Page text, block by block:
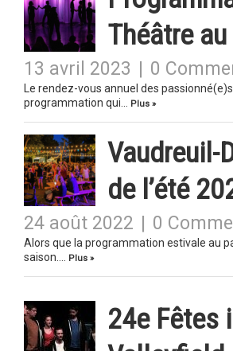
Théâtre
13 avril 2023 0
Le rendez-vous annuel des
programmation qui…
Plus »
Vaudreuil-
de l’été
24 août 2022 0
Alors que la programmation estivale au
saison….
Plus »
24e Fêtes